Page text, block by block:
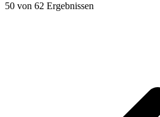
50 von 62 Ergebnissen